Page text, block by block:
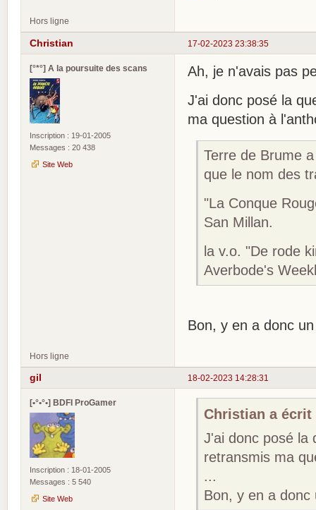
Hors ligne
17-02-2023 23:38:35
Christian
[°*°] A la poursuite des scans
Inscription : 19-01-2005
Messages : 20 438
Site Web
Ah, je n'avais pas
J'ai donc posé la
ma question à
Terre de Brume
que le nom des
"La Conque
San Millan.
la v.o. "De rode
Averbode's
Bon, y en a donc
Hors ligne
18-02-2023 14:28:31
gil
[•°•°•] BDFI ProGamer
Inscription : 18-01-2005
Messages : 5 540
Site Web
Christian a écrit
J'ai donc posé la
retransmis ma
...
Bon, y en a donc